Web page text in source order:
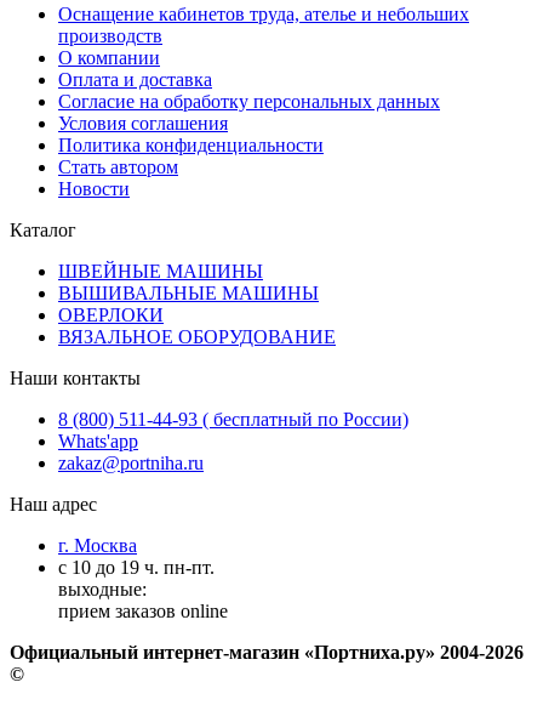
Оснащение кабинетов труда, ателье и небольших
производств
О компании
Оплата и доставка
Согласие на обработку персональных данных
Условия соглашения
Политика конфиденциальности
Стать автором
Новости
Каталог
ШВЕЙНЫЕ МАШИНЫ
ВЫШИВАЛЬНЫЕ МАШИНЫ
ОВЕРЛОКИ
ВЯЗАЛЬНОЕ ОБОРУДОВАНИЕ
Наши контакты
8 (800) 511-44-93 ( бесплатный по России)
Whats'app
zakaz@portniha.ru
Наш адрес
г. Москва
с 10 до 19 ч. пн-пт.
выходные:
прием заказов online
Официальный интернет-магазин «Портниха.ру» 2004-2026
©